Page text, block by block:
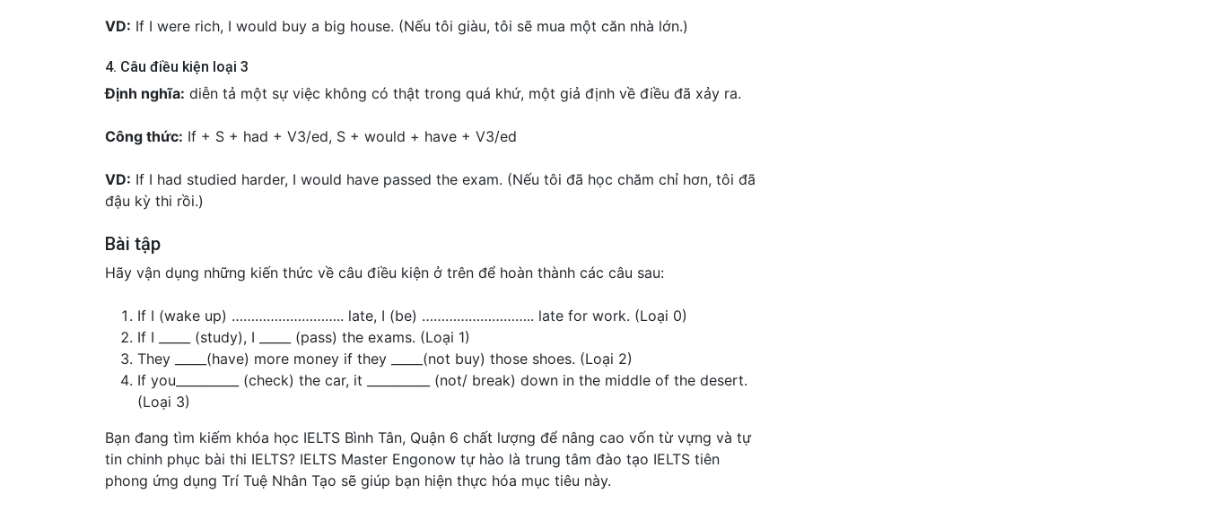
VD: If I were rich, I would buy a big house. (Nếu tôi giàu, tôi sẽ mua một căn nhà lớn.)
4. Câu điều kiện loại 3
Định nghĩa: diễn tả một sự việc không có thật trong quá khứ, một giả định về điều đã xảy ra.
Công thức: If + S + had + V3/ed, S + would + have + V3/ed
VD: If I had studied harder, I would have passed the exam. (Nếu tôi đã học chăm chỉ hơn, tôi đã
đậu kỳ thi rồi.)
Bài tập
Hãy vận dụng những kiến thức về câu điều kiện ở trên để hoàn thành các câu sau:
If I (wake up) ……………………….. late, I (be) ……………………….. late for work. (Loại 0)
If I _____ (study), I _____ (pass) the exams. (Loại 1)
They _____(have) more money if they _____(not buy) those shoes. (Loại 2)
If you__________ (check) the car, it __________ (not/ break) down in the middle of the desert.
(Loại 3)
Bạn đang tìm kiếm khóa học IELTS Bình Tân, Quận 6 chất lượng để nâng cao vốn từ vựng và tự
tin chinh phục bài thi IELTS? IELTS Master Engonow tự hào là trung tâm đào tạo IELTS tiên
phong ứng dụng Trí Tuệ Nhân Tạo sẽ giúp bạn hiện thực hóa mục tiêu này.